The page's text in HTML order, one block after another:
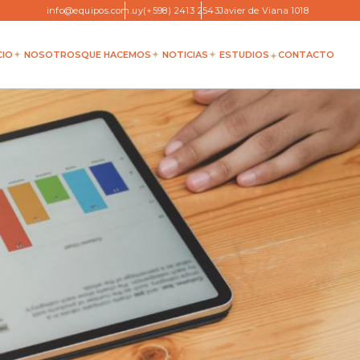
info@equipos.com.uy(+598) 2413 2543Javier de Viana 1018
NOSOTROSQUE HACEMOS NOTICIAS ESTUDIOS CONTACTO